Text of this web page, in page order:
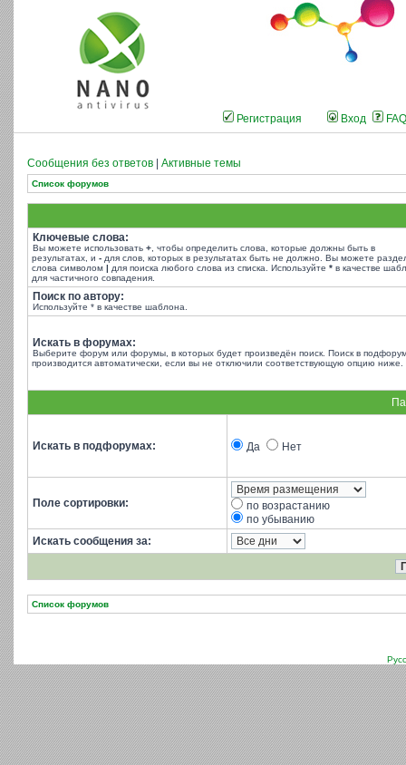
Регистрация Вход FAQ
Сообщения без ответов Активные темы
Список форумов
Ключевые слова:
Вы можете использовать + , чтобы определить слова, которые должны быть в
результатах, и - для слов, которых в результатах быть не должно. Вы можете
слова символом | для поиска любого слова из списка. Используйте * в качестве
для частичного совпадения.
Поиск по автору:
Используйте * в качестве шаблона.
Искать в форумах:
Выберите форум или форумы, в которых будет произведён поиск. Поиск в
производится автоматически, если вы не отключили соответствующую опцию ниже.
Искать в подфорумах: Да Нет
Поле сортировки:
по возрастанию
по убыванию
Искать сообщения за:
Список форумов